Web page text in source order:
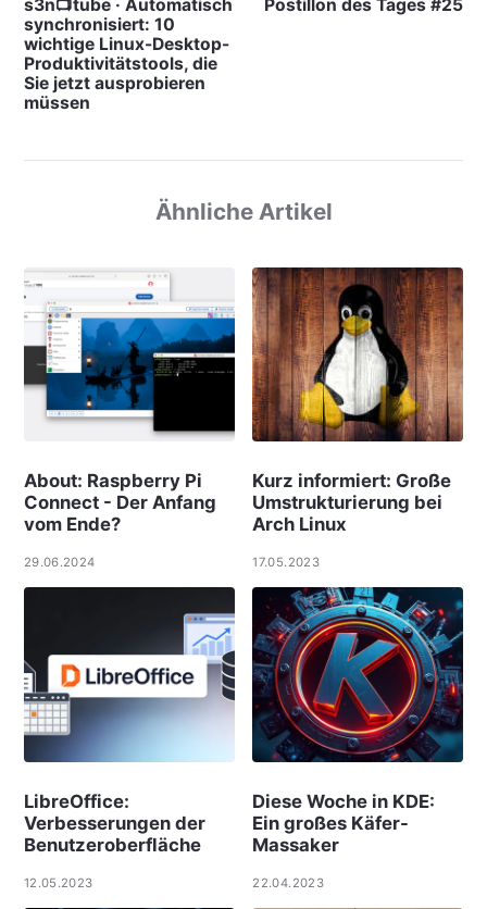
s3n📺tube · Automatisch
synchronisiert: 10
wichtige Linux-Desktop-
Produktivitätstools, die
Sie jetzt ausprobieren
müssen
Postillon des Tages #25
Ähnliche Artikel
About: Raspberry Pi
Connect - Der Anfang
vom Ende?
29.06.2024
Kurz informiert: Große
Umstrukturierung bei
Arch Linux
17.05.2023
LibreOffice:
Verbesserungen der
Benutzeroberfläche
12.05.2023
Diese Woche in KDE:
Ein großes Käfer-
Massaker
22.04.2023